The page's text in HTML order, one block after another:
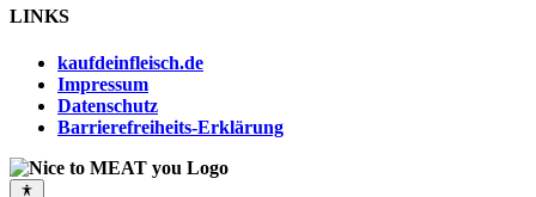
LINKS
kaufdeinfleisch.de
Impressum
Datenschutz
Barrierefreiheits-Erklärung